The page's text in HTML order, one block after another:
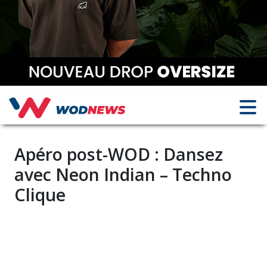
Apéro post-WOD : Dansez
avec Neon Indian – Techno
Clique